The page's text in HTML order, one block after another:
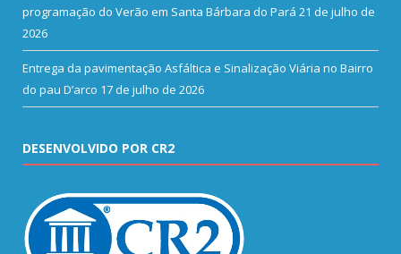
programação do Verão em Santa Bárbara do Pará 21 de julho de
2026
Entrega da pavimentação Asfáltica e Sinalização Viária no Bairro
do pau D’arco 17 de julho de 2026
DESENVOLVIDO POR CR2